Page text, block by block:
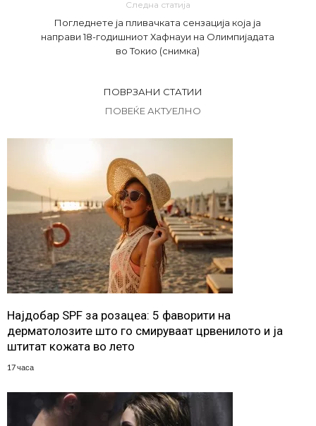
Следна статија
Погледнете ја пливачката сензација која ја
направи 18-годишниот Хафнауи на Олимпијадата
во Токио (снимка)
ПОВРЗАНИ СТАТИИ
ПОВЕЌЕ АКТУЕЛНО
Најдобар SPF за розацеа: 5 фаворити на
дерматолозите што го смируваат црвенилото и ја
штитат кожата во лето
17 часа